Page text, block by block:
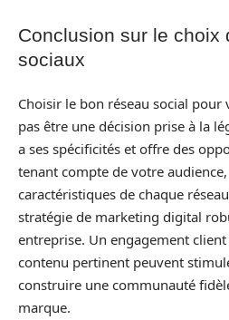
Conclusion sur le choix
sociaux
Choisir le bon réseau social
pas être une décision prise à la
a ses spécificités et offre des
tenant compte de votre
caractéristiques de chaque
stratégie de marketing digital
entreprise. Un engagement
contenu pertinent peuvent
construire une communauté
marque.